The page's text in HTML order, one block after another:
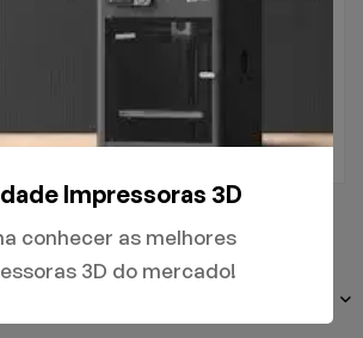
Impressoras 3D
conhecer as melhores
3D do mercado!